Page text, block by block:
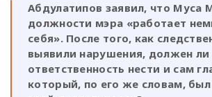
Абдулатипов заявил, что Муса
должности мэра «работает
себя». После того, как
выявили нарушения, должен ли
ответственность нести и сам
который, по его же словам, был